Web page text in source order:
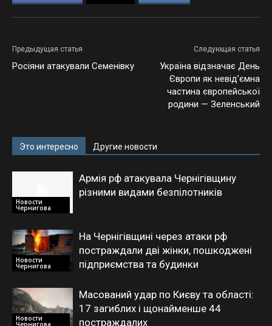
Предыдущая статья
Росіяни атакували Семенівку
Следующая статья
Україна відзначає День
Європи як невід’ємна
частина європейської
родини — Зеленський
Это интересно Другие новости
Новости
Чернигова
Армія рф атакувала Чернігівщину
різними видами безпілотників
Новости
Чернигова
На Чернігівщині через атаки рф
постраждали дві жінки, пошкоджені
підприємства та будинки
Новости
Чернигова
Масований удар по Києву та області:
17 загиблих і щонайменше 44
постраждалих